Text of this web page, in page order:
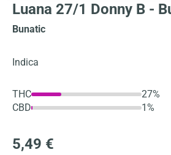
Luana 27/1 Donny B -
Bunatic
Indica
THC
27%
CBD
1%
5,49 €